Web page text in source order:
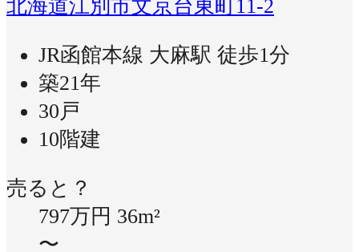
北海道江別市文京台東町11-2
JR函館本線 大麻駅 徒歩1分
築21年
30戸
10階建
売ると？
797万円 36m²
〜